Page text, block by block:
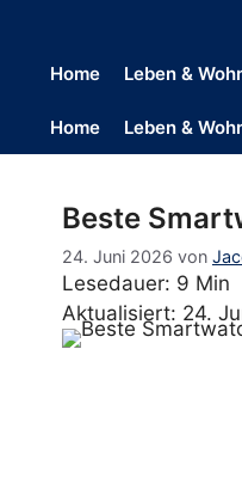
Home Leben &
Home Leben &
Beste
24. Juni 2026 von
Lesedauer: 9 Min
Aktualisiert: 24.